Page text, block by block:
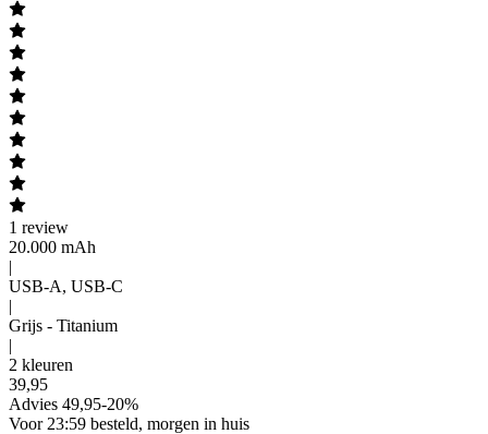
1 review
20.000 mAh
|
USB-A, USB-C
|
Grijs - Titanium
|
2 kleuren
39,95
Advies 49,95-20%
Voor 23:59 besteld, morgen in huis